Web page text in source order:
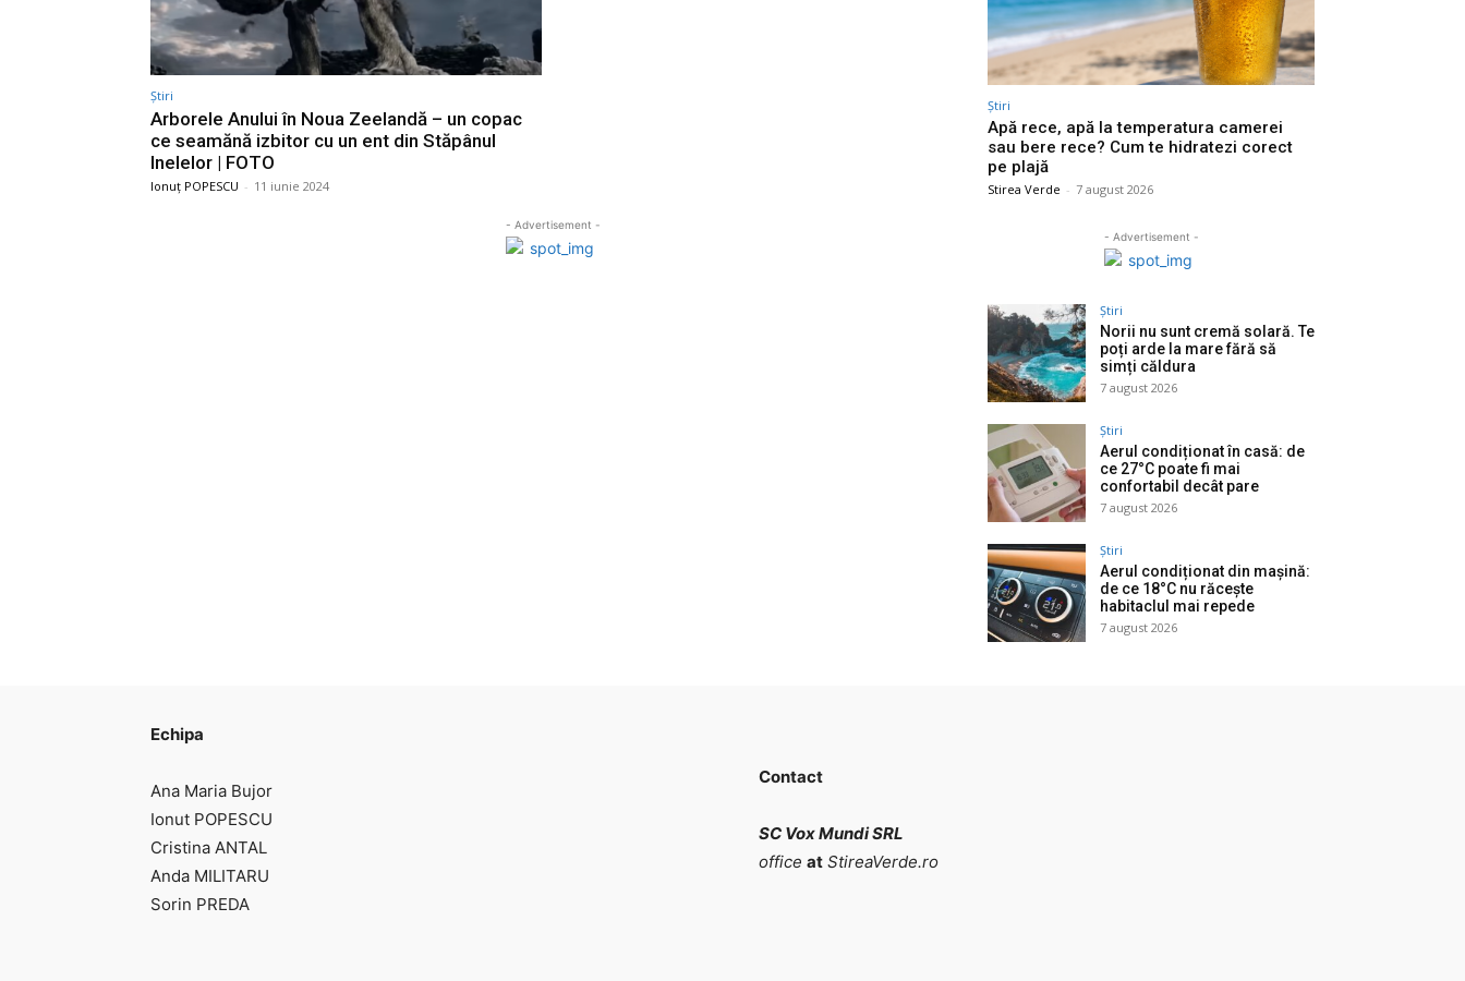
Știri
Arborele Anului în Noua Zeelandă – un copac
ce seamănă izbitor cu un ent din Stăpânul
Inelelor | FOTO
Ionuț POPESCU - 11 iunie 2024
- Advertisement -
Știri
Apă rece, apă la temperatura camerei
sau bere rece? Cum te hidratezi corect
pe plajă
Stirea Verde - 7 august 2026
- Advertisement -
Știri
Norii nu sunt cremă solară. Te
poți arde la mare fără să
simți căldura
7 august 2026
Știri
Aerul condiționat în casă: de
ce 27°C poate fi mai
confortabil decât pare
7 august 2026
Știri
Aerul condiționat din mașină:
de ce 18°C nu răcește
habitaclul mai repede
7 august 2026
Echipa
Ana Maria Bujor
Ionut POPESCU
Cristina ANTAL
Anda MILITARU
Sorin PREDA
Contact
SC Vox Mundi SRL
office at StireaVerde.ro